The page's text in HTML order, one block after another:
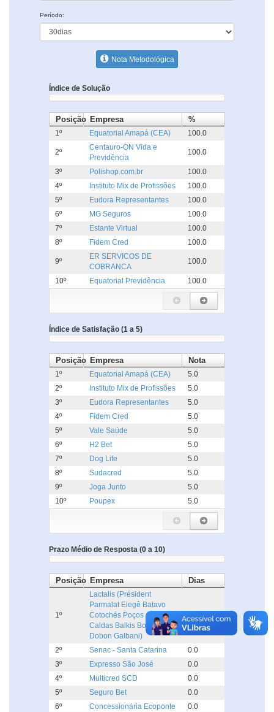
Período:
Nota Metodológica
Índice de Solução
Posição Empresa %
1º Equatorial Amapá (CEA) 100.0
2º
Centauro-ON Vida e
Previdência
100.0
3º Polishop.com.br
100.0
4º
Instituto Mix de Profissões
100.0
5º
Eudora Representantes
100.0
6º
MG Seguros
100.0
7º
Estante Virtual
100.0
8º
Fidem Cred 100.0
9º
ER SERVICOS DE
COBRANCA
100.0
10º Equatorial Previdência 100.0
Índice de Satisfação (1 a 5)
Posição Empresa Nota
1º Equatorial Amapá (CEA)
5.0
2º
Instituto Mix de Profissões
5.0
3º
Eudora Representantes
5.0
4º
Fidem Cred
5.0
5º
Vale Saúde
5.0
6º
H2 Bet
5.0
7º
Dog Life
5.0
8º
Sudacred
5.0
9º
Joga Junto
5.0
10º
Poupex 5.0
Prazo Médio de Resposta (0 a 10)
Posição Empresa Dias
1º
Lactalis (Président
Parmalat Elegê Batavo
Cotochés Poços de
Caldas Balkis Boa Nata
Dobon Galbani)
0.0
2º Senac - Santa Catarina
0.0
3º
Expresso São José
0.0
4º
Multicred SCD
0.0
5º
Seguro Bet
0.0
6º
Concessionária Ecoponte
0.0